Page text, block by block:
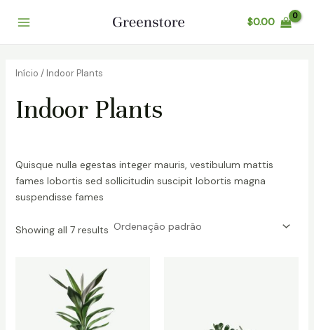
para
$0.00
Início / Indoor Plants
Indoor Plants
Quisque nulla egestas integer mauris, vestibulum mattis
fames lobortis sed sollicitudin suscipit lobortis magna
suspendisse fames
Showing all 7 results